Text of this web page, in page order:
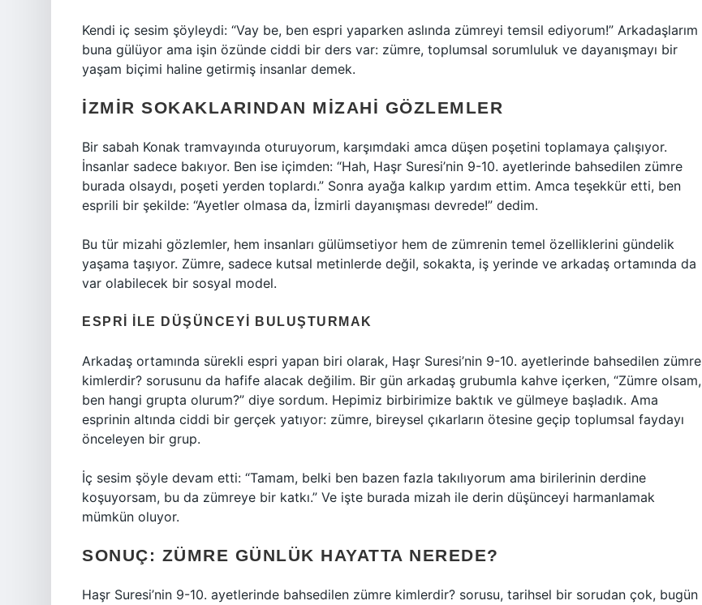
Kendi iç sesim şöyleydi: “Vay be, ben espri yaparken aslında zümreyi temsil ediyorum!” Arkadaşlarım
buna gülüyor ama işin özünde ciddi bir ders var: zümre, toplumsal sorumluluk ve dayanışmayı bir
yaşam biçimi haline getirmiş insanlar demek.
İZMIR SOKAKLARINDAN MIZAHI GÖZLEMLER
Bir sabah Konak tramvayında oturuyorum, karşımdaki amca düşen poşetini toplamaya çalışıyor.
İnsanlar sadece bakıyor. Ben ise içimden: “Hah, Haşr Suresi’nin 9-10. ayetlerinde bahsedilen zümre
burada olsaydı, poşeti yerden toplardı.” Sonra ayağa kalkıp yardım ettim. Amca teşekkür etti, ben
esprili bir şekilde: “Ayetler olmasa da, İzmirli dayanışması devrede!” dedim.
Bu tür mizahi gözlemler, hem insanları gülümsetiyor hem de zümrenin temel özelliklerini gündelik
yaşama taşıyor. Zümre, sadece kutsal metinlerde değil, sokakta, iş yerinde ve arkadaş ortamında da
var olabilecek bir sosyal model.
ESPRI ILE DÜŞÜNCEYI BULUŞTURMAK
Arkadaş ortamında sürekli espri yapan biri olarak, Haşr Suresi’nin 9-10. ayetlerinde bahsedilen zümre
kimlerdir? sorusunu da hafife alacak değilim. Bir gün arkadaş grubumla kahve içerken, “Zümre olsam,
ben hangi grupta olurum?” diye sordum. Hepimiz birbirimize baktık ve gülmeye başladık. Ama
esprinin altında ciddi bir gerçek yatıyor: zümre, bireysel çıkarların ötesine geçip toplumsal faydayı
önceleyen bir grup.
İç sesim şöyle devam etti: “Tamam, belki ben bazen fazla takılıyorum ama birilerinin derdine
koşuyorsam, bu da zümreye bir katkı.” Ve işte burada mizah ile derin düşünceyi harmanlamak
mümkün oluyor.
SONUÇ: ZÜMRE GÜNLÜK HAYATTA NEREDE?
Haşr Suresi’nin 9-10. ayetlerinde bahsedilen zümre kimlerdir? sorusu, tarihsel bir sorudan çok, bugün